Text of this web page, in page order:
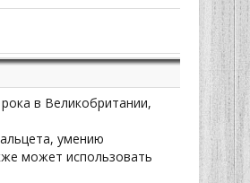
в Великобритании,
умению
может использовать